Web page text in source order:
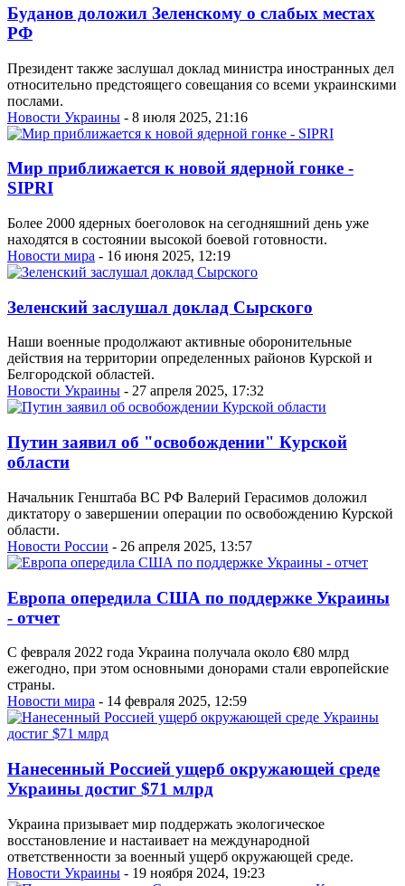
Буданов доложил Зеленскому о слабых местах
РФ
Президент также заслушал доклад министра иностранных дел
относительно предстоящего совещания со всеми украинскими
послами.
Новости Украины - 8 июля 2025, 21:16
Мир приближается к новой ядерной гонке -
SIPRI
Более 2000 ядерных боеголовок на сегодняшний день уже
находятся в состоянии высокой боевой готовности.
Новости мира - 16 июня 2025, 12:19
Зеленский заслушал доклад Сырского
Наши военные продолжают активные оборонительные
действия на территории определенных районов Курской и
Белгородской областей.
Новости Украины - 27 апреля 2025, 17:32
Путин заявил об "освобождении" Курской
области
Начальник Генштаба ВС РФ Валерий Герасимов доложил
диктатору о завершении операции по освобождению Курской
области.
Новости России - 26 апреля 2025, 13:57
Европа опередила США по поддержке Украины
- отчет
С февраля 2022 года Украина получала около €80 млрд
ежегодно, при этом основными донорами стали европейские
страны.
Новости мира - 14 февраля 2025, 12:59
Нанесенный Россией ущерб окружающей среде
Украины достиг $71 млрд
Украина призывает мир поддержать экологическое
восстановление и настаивает на международной
ответственности за военный ущерб окружающей среде.
Новости Украины - 19 ноября 2024, 19:23